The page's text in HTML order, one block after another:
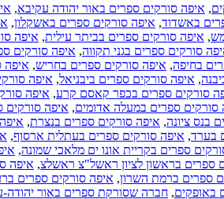
, איפה סורקים ספרים באור יהודה עקיבא,
באשדוד, איפה סורקים ספרים באשקלון,
, איפה סורקים ספרים בביתר עילית, איפה
סורקים ספרים בגני תקווה, איפה סורקים
בחיפה, איפה סורקים ספרים בחריש, איפה
, איפה סורקים ספרים ביבניאל, איפה
סורקים ספרים בכפר קאסם קרע, איפה
סורקים ספרים במעלה אדומים, איפה סורקים
בנס ציונה, איפה סורקים ספרים בנצרת,
בערד, איפה סורקים ספרים בעתלית ארסוף,
ספרים בקריית אונו ים מלאכי שמונה,
ספרים בראשון לציון ראשל"צ ראשלצ, איפה
ספרים ברמת השרון, איפה סורקים ספרים
באופקים, חברה שסורקת ספרים באור יהודה-